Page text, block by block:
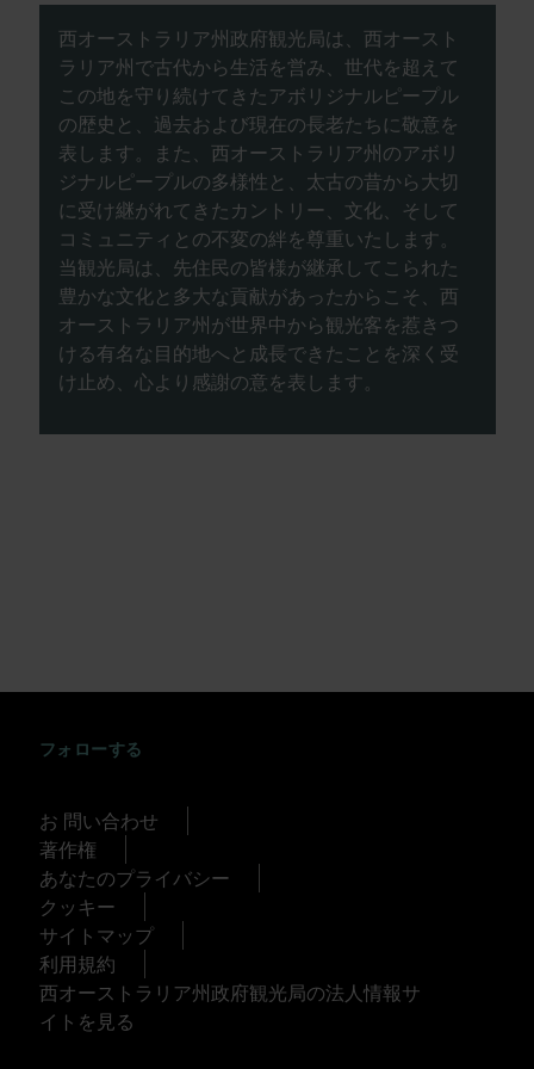
西オーストラリア州政府観光局は、西オースト
ラリア州で古代から生活を営み、世代を超えて
この地を守り続けてきたアボリジナルピープル
の歴史と、過去および現在の長老たちに敬意を
表します。また、西オーストラリア州のアボリ
ジナルピープルの多様性と、太古の昔から大切
に受け継がれてきたカントリー、文化、そして
コミュニティとの不変の絆を尊重いたします。
当観光局は、先住民の皆様が継承してこられた
豊かな文化と多大な貢献があったからこそ、西
オーストラリア州が世界中から観光客を惹きつ
ける有名な目的地へと成長できたことを深く受
け止め、心より感謝の意を表します。
フォローする
お 問い合わせ
著作権
あなたのプライバシー
クッキー
サイトマップ
利用規約
西オーストラリア州政府観光局の法人情報サ
イトを見る